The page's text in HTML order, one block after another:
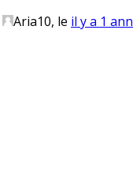
Aria10, le il y a 1